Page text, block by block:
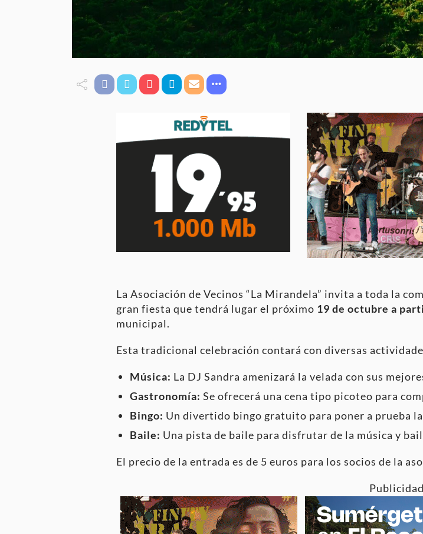
La Asociación de Vecinos “La Mirandela” invita a toda la
gran fiesta que tendrá lugar el próximo 19 de octubre a
municipal.
Esta tradicional celebración contará con diversas
Música: La DJ Sandra amenizará la velada con sus
Gastronomía: Se ofrecerá una cena tipo picoteo para
Bingo: Un divertido bingo gratuito para poner a prueba
Baile: Una pista de baile para disfrutar de la música y
El precio de la entrada es de 5 euros para los socios de la
Publicidad